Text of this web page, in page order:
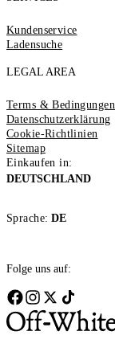
Kundenservice
Ladensuche
LEGAL AREA
Terms & Bedingungen
Datenschutzerklärung
Cookie-Richtlinien
Sitemap
Einkaufen in:
DEUTSCHLAND
Sprache: DE
Folge uns auf: